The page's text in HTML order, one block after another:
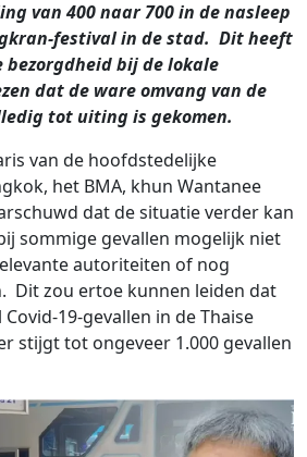
van 400 naar 700 in de nasleep
festival in de stad. Dit heeft
bij de lokale
dat de ware omvang van de
tot uiting is gekomen.
van de hoofdstedelijke
het BMA, khun Wantanee
dat de situatie verder kan
sommige gevallen mogelijk niet
autoriteiten of nog
Dit zou ertoe kunnen leiden dat
19-gevallen in de Thaise
stijgt tot ongeveer 1.000 gevallen